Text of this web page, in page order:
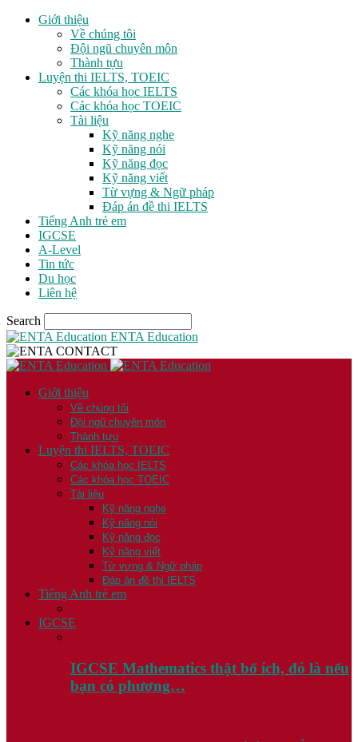
Giới thiệu
Về chúng tôi
Đội ngũ chuyên môn
Thành tựu
Luyện thi IELTS, TOEIC
Các khóa học IELTS
Các khóa học TOEIC
Tài liệu
Kỹ năng nghe
Kỹ năng nói
Kỹ năng đọc
Kỹ năng viết
Từ vựng & Ngữ pháp
Đáp án đề thi IELTS
Tiếng Anh trẻ em
IGCSE
A-Level
Tin tức
Du học
Liên hệ
Search
ENTA Education
Giới thiệu
Về chúng tôi
Đội ngũ chuyên môn
Thành tựu
Luyện thi IELTS, TOEIC
Các khóa học IELTS
Các khóa học TOEIC
Tài liệu
Kỹ năng nghe
Kỹ năng nói
Kỹ năng đọc
Kỹ năng viết
Từ vựng & Ngữ pháp
Đáp án đề thi IELTS
Tiếng Anh trẻ em
IGCSE
IGCSE Mathematics thật bổ ích, đó là nếu
bạn có phương…